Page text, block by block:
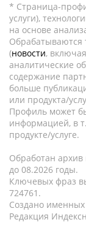
* Страница-
услуги),
на основе
Обрабатываются
(новости,
аналитические
содержание
больше
или продукта/
Профиль может
информацией, в
продукте/услуге.
Обработан архив
до 08.2026 годы.
Ключевых фраз
724761.
Создано именных
Редакция